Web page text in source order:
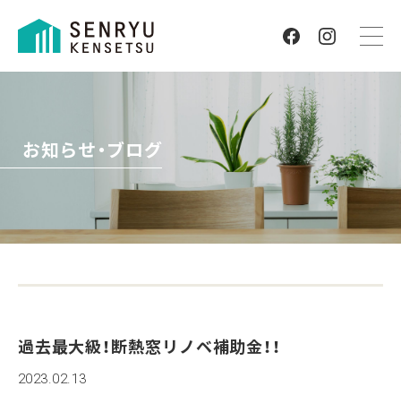
お知らせ・ブログ
過去最大級！断熱窓リノベ補助金！！
2023.02.13